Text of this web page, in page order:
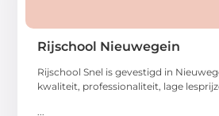
Rijschool Nieuwegein
Rijschool Snel is gevestigd in
kwaliteit, professionaliteit, lage
...